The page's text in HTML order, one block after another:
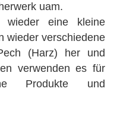
uam.
wieder eine kleine
wieder verschiedene
(Harz) her und
verwenden es für
Produkte und